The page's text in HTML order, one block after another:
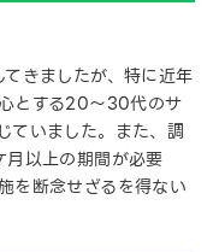
きましたが、特に近年
とする20～30代のサ
ていました。また、調
以上の期間が必要
を断念せざるを得ない